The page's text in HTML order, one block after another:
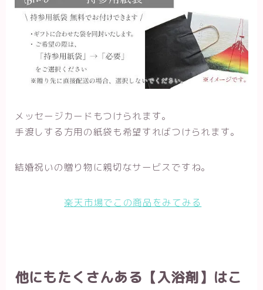
メッセージカードもつけられます。
手渡しする方用の紙袋も希望すればつけられます。
結婚祝いの贈り物に親切なサービスですね。
楽天市場でこの商品をみてみる
他にもたくさんある【入浴剤】はこ